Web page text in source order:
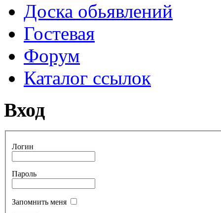
Доска обьявлений
Гостевая
Форум
Каталог ссылок
Вход
Логин
Пароль
Запомнить меня